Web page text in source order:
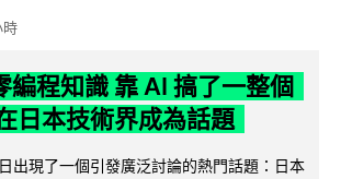
時
編程知識 靠 AI 搞了一整個
日本技術界成為話題
出現了一個引發廣泛討論的熱門話題：日本